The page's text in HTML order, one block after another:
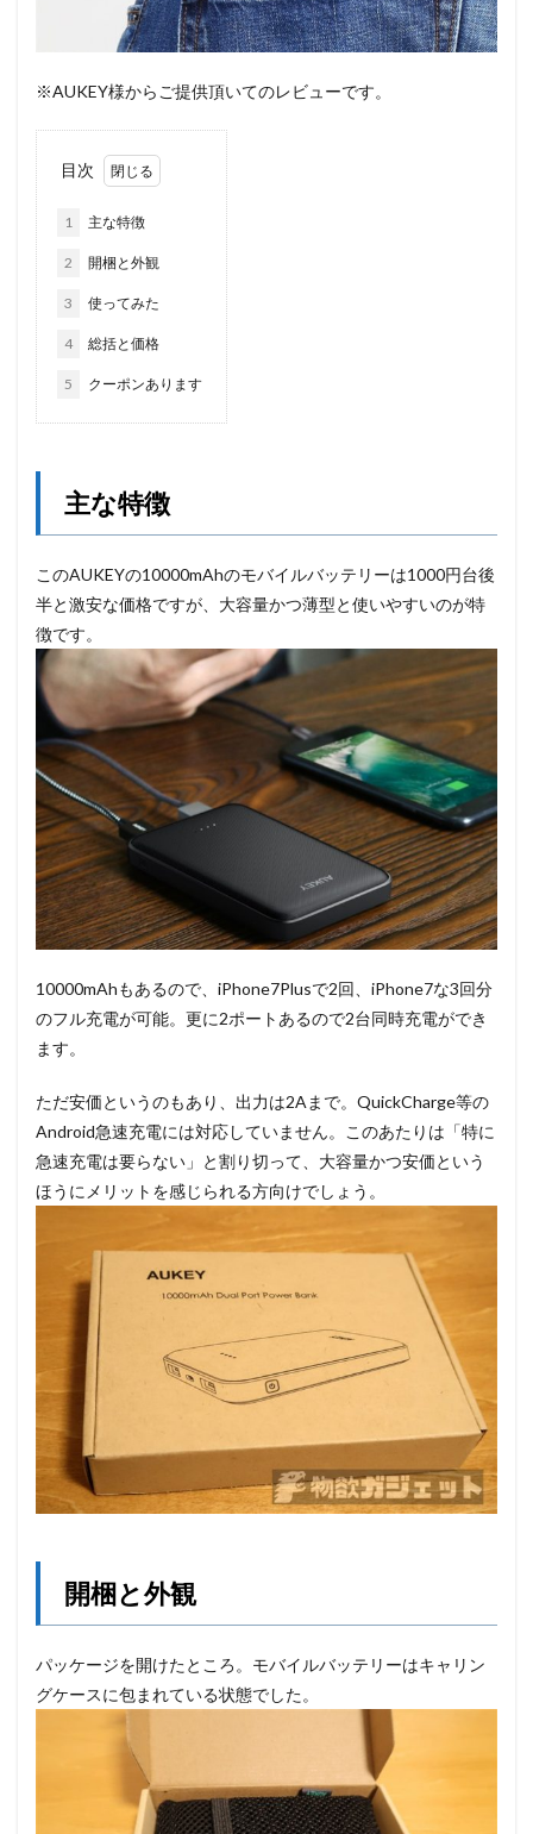
※AUKEY様からご提供頂いてのレビューです。
目次
1 主な特徴
2 開梱と外観
3 使ってみた
4 総括と価格
5 クーポンあります
主な特徴
このAUKEYの10000mAhのモバイルバッテリーは1000円台後
半と激安な価格ですが、大容量かつ薄型と使いやすいのが特
徴です。
10000mAhもあるので、iPhone7Plusで2回、iPhone7な3回分
のフル充電が可能。更に2ポートあるので2台同時充電ができ
ます。
ただ安価というのもあり、出力は2Aまで。QuickCharge等の
Android急速充電には対応していません。このあたりは「特に
急速充電は要らない」と割り切って、大容量かつ安価という
ほうにメリットを感じられる方向けでしょう。
開梱と外観
パッケージを開けたところ。モバイルバッテリーはキャリン
グケースに包まれている状態でした。